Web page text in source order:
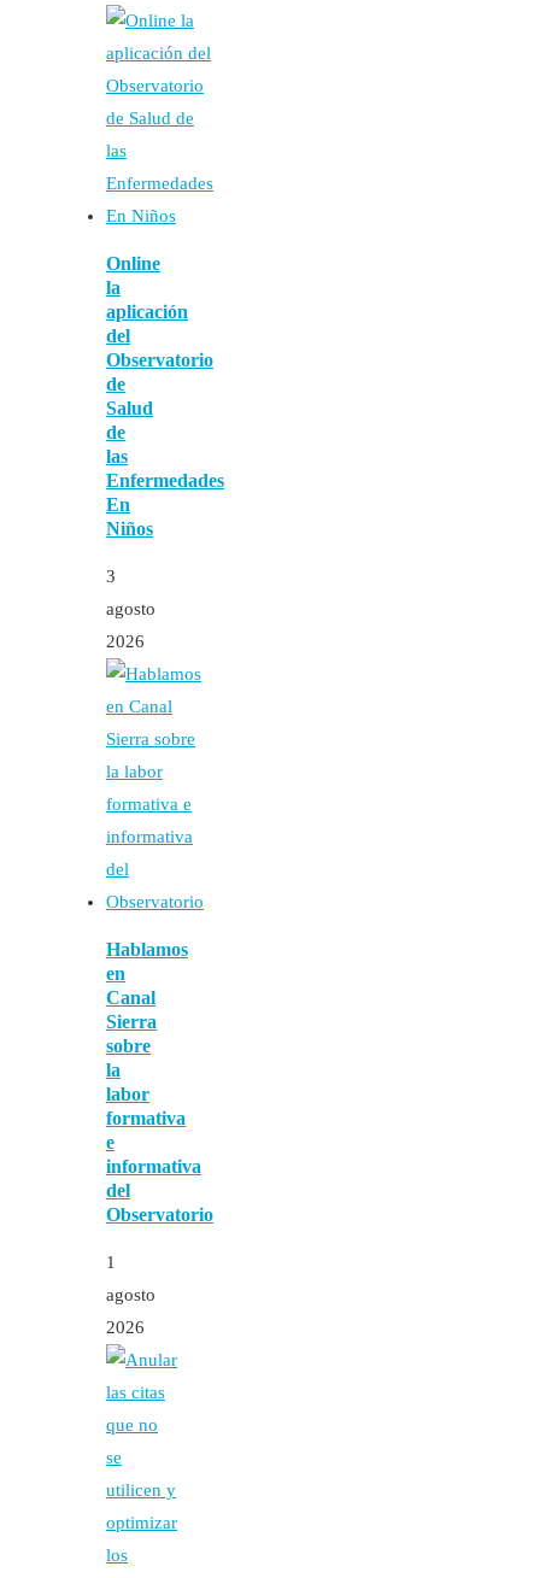
Online
la
aplicación
del
Observatorio
de
Salud
de
las
Enfermedades
En
Niños
3
agosto
2026
Hablamos
en
Canal
Sierra
sobre
la
labor
formativa
e
informativa
del
Observatorio
1
agosto
2026